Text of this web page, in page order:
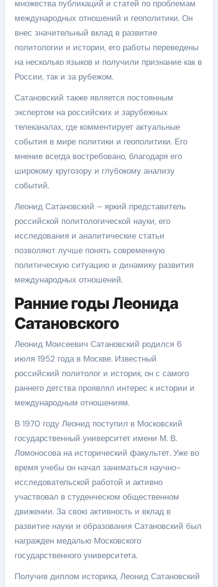
множества публикаций и статей по проблемам
международных отношений и геополитики. Он
внес значительный вклад в развитие
политологии и истории, его работы переведены
на несколько языков и получили признание как в
России, так и за рубежом.
Сатановский также является постоянным
экспертом на российских и зарубежных
телеканалах, где комментирует актуальные
события в мире политики и геополитики. Его
мнение всегда востребовано, благодаря его
широкому кругозору и глубокому анализу
событий.
Леонид Сатановский – яркий представитель
российской политологической науки, его
исследования и аналитические статьи
позволяют лучше понять современную
политическую ситуацию и динамику развития
международных отношений.
Ранние годы Леонида
Сатановского
Леонид Моисеевич Сатановский родился 6
июля 1952 года в Москве. Известный
российский политолог и историк, он с самого
раннего детства проявлял интерес к истории и
международным отношениям.
В 1970 году Леонид поступил в Московский
государственный университет имени М. В.
Ломоносова на исторический факультет. Уже во
время учебы он начал заниматься научно-
исследовательской работой и активно
участвовал в студенческом общественном
движении. За свою активность и вклад в
развитие науки и образования Сатановский был
награжден медалью Московского
государственного университета.
Получив диплом историка, Леонид Сатановский